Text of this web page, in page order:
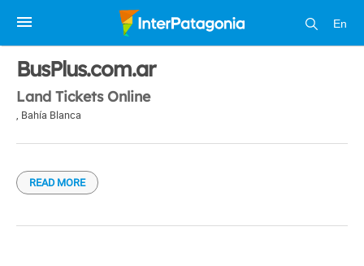
En
1 / 1
BusPlus.com.ar
Land Tickets Online
, Bahía Blanca
READ MORE